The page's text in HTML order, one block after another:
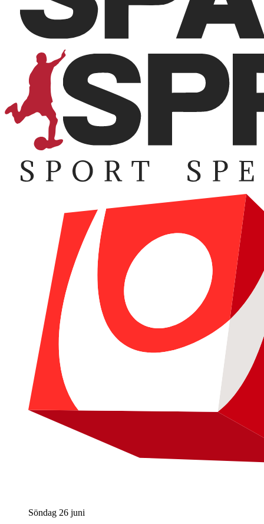
Söndag 26 juni